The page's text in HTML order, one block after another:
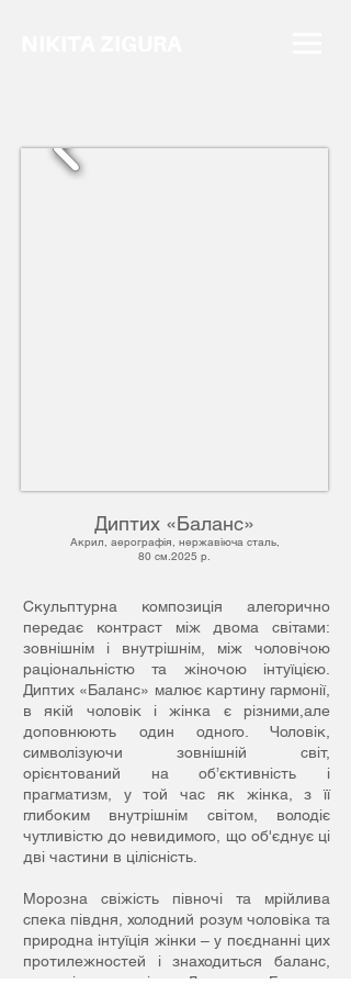
Диптих «Баланс»
Акрил, аерографія, нержавіюча сталь,
80 см.2025 р.
Скульптурна композиція алегорично
передає контраст між двома світами:
зовнішнім і внутрішнім, між чоловічою
раціональністю та жіночою інтуїцією.
Диптих «Баланс» малює картину гармонії,
в якій чоловік і жінка є різними,але
доповнюють один одного. Чоловік,
символізуючи зовнішній світ,
орієнтований на об’єктивність і
прагматизм, у той час як жінка, з її
глибоким внутрішнім світом, володіє
чутливістю до невидимого, що об'єднує ці
дві частини в цілісність.
Морозна свіжість півночі та мрійлива
спека півдня, холодний розум чоловіка та
природна інтуїція жінки – у поєднанні цих
протилежностей і знаходиться баланс,